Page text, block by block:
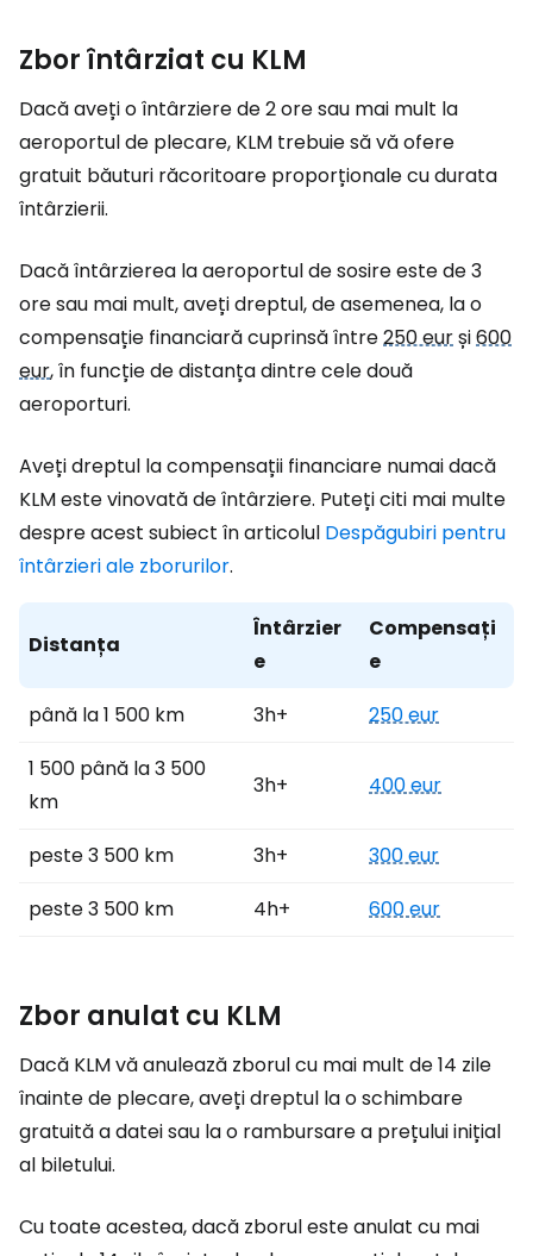
Zbor întârziat cu KLM
Dacă aveți o întârziere de 2 ore sau mai mult la
aeroportul de plecare, KLM trebuie să vă ofere
gratuit băuturi răcoritoare proporționale cu durata
întârzierii.
Dacă întârzierea la aeroportul de sosire este de 3
ore sau mai mult, aveți dreptul, de asemenea, la o
compensație financiară cuprinsă între250 eurși600
eur, în funcție de distanța dintre cele două
aeroporturi.
Aveți dreptul la compensații financiare numai dacă
KLM este vinovată de întârziere. Puteți citi mai multe
despre acest subiect în articolul Despăgubiri pentru
întârzieri ale zborurilor.
Distanța
Întârzier
e
Compensați
e
până la 1 500 km
3h+
250 eur
1 500 până la 3 500
km
3h+ 400 eur
peste 3 500 km 3h+
300 eur
peste 3 500 km
4h+ 600 eur
Zbor anulat cu KLM
Dacă KLM vă anulează zborul cu mai mult de 14 zile
înainte de plecare, aveți dreptul la o schimbare
gratuită a datei sau la o rambursare a prețului inițial
al biletului.
Cu toate acestea, dacă zborul este anulat cu mai